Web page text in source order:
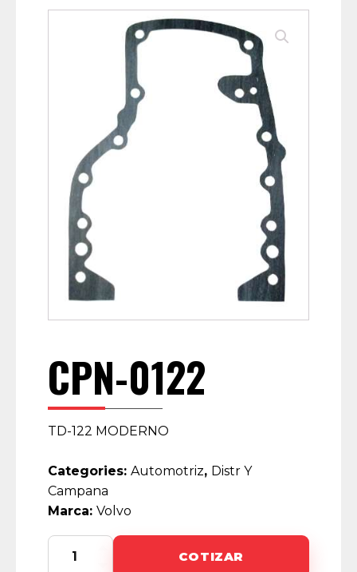
CPN-0122
TD-122 MODERNO
Categories: Automotriz, Distr Y
Campana
Marca: Volvo
COTIZAR